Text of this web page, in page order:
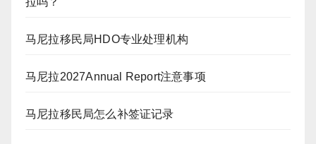
马尼拉移民局HDO专业处理机构
马尼拉2027Annual Report注意事项
马尼拉移民局怎么补签证记录